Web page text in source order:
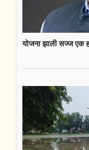
योजना झाली सज्ज एक